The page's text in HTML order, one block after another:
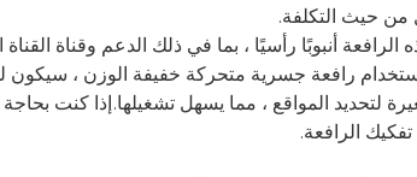
من حيث التكلفة.
الرافعة أنبوبًا رأسيًا ، بما في ذلك الدعم وقناة
لتحديد المواقع ، مما يسهل تشغيلها.إذا كنت
الرافعة.